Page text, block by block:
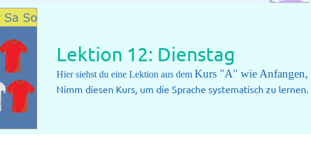
Lektion 12: Dienstag
Hier siehst du eine Lektion aus dem Kurs "A" wie Anfangen,
Nimm diesen Kurs, um die Sprache systematisch zu lernen.